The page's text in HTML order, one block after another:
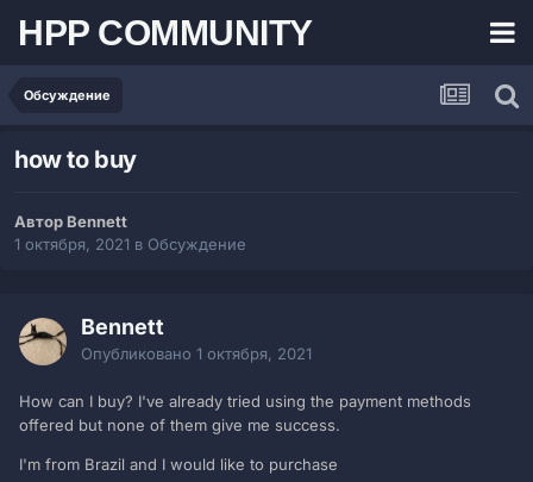
HPP COMMUNITY
Обсуждение
how to buy
Автор Bennett
1 октября, 2021 в Обсуждение
Bennett
Опубликовано 1 октября, 2021
How can I buy? I've already tried using the payment methods
offered but none of them give me success.
I'm from Brazil and I would like to purchase